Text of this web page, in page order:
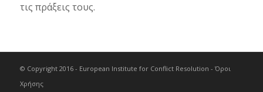
τις πράξεις τους.
© Copyright 2016 - European Institute for Conflict Resolution - Όροι
Χρήσης